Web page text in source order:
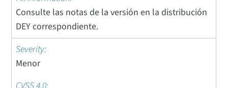
Consulte las notas de la versión en la distribución
DEY correspondiente.
Menor